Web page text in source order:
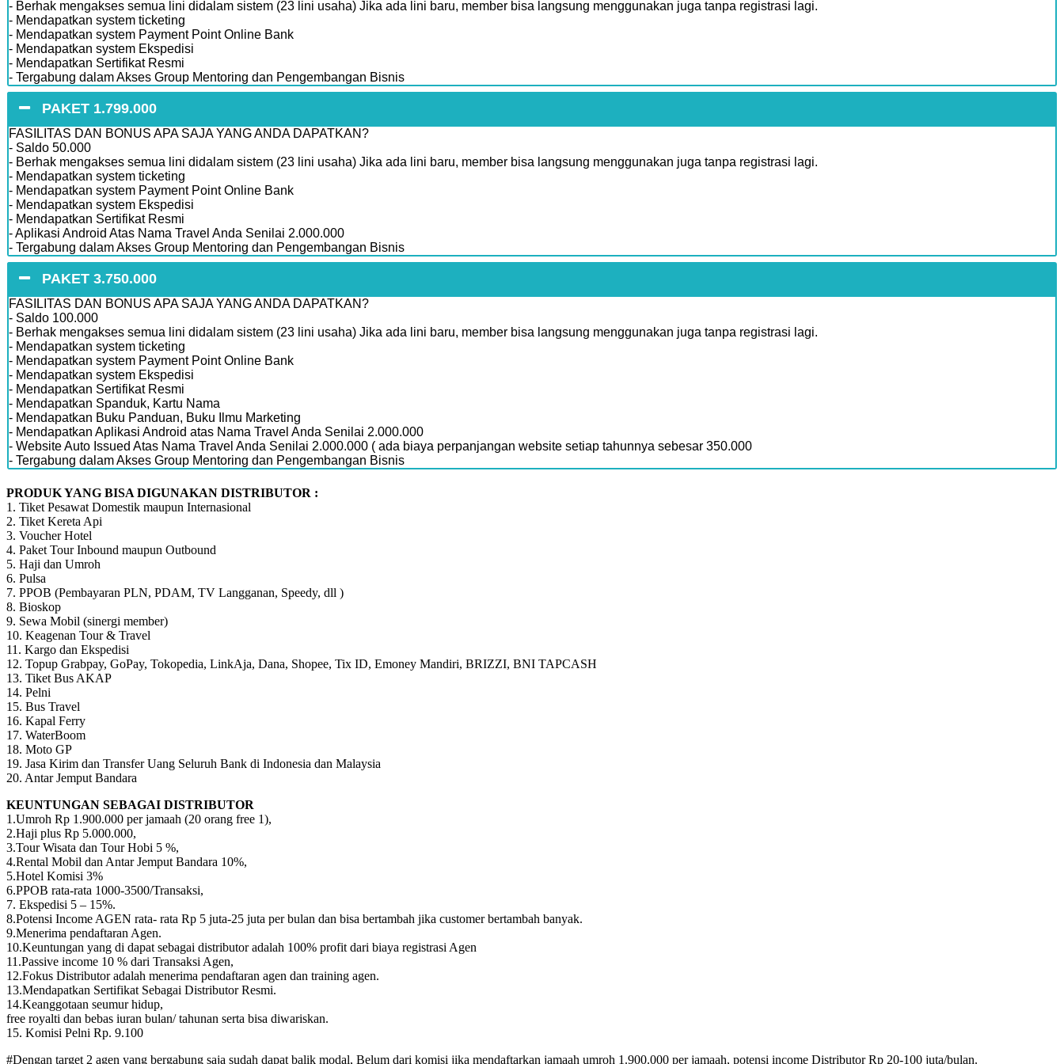
- Berhak mengakses semua lini didalam sistem (23 lini usaha) Jika ada lini baru, member bisa langsung menggunakan juga tanpa registrasi lagi.
- Mendapatkan system ticketing
- Mendapatkan system Payment Point Online Bank
- Mendapatkan system Ekspedisi
- Mendapatkan Sertifikat Resmi
- Tergabung dalam Akses Group Mentoring dan Pengembangan Bisnis
PAKET 1.799.000
FASILITAS DAN BONUS APA SAJA YANG ANDA DAPATKAN?
- Saldo 50.000
- Berhak mengakses semua lini didalam sistem (23 lini usaha) Jika ada lini baru, member bisa langsung menggunakan juga tanpa registrasi lagi.
- Mendapatkan system ticketing
- Mendapatkan system Payment Point Online Bank
- Mendapatkan system Ekspedisi
- Mendapatkan Sertifikat Resmi
- Aplikasi Android Atas Nama Travel Anda Senilai 2.000.000
- Tergabung dalam Akses Group Mentoring dan Pengembangan Bisnis
PAKET 3.750.000
FASILITAS DAN BONUS APA SAJA YANG ANDA DAPATKAN?
- Saldo 100.000
- Berhak mengakses semua lini didalam sistem (23 lini usaha) Jika ada lini baru, member bisa langsung menggunakan juga tanpa registrasi lagi.
- Mendapatkan system ticketing
- Mendapatkan system Payment Point Online Bank
- Mendapatkan system Ekspedisi
- Mendapatkan Sertifikat Resmi
- Mendapatkan Spanduk, Kartu Nama
- Mendapatkan Buku Panduan, Buku Ilmu Marketing
- Mendapatkan Aplikasi Android atas Nama Travel Anda Senilai 2.000.000
- Website Auto Issued Atas Nama Travel Anda Senilai 2.000.000 ( ada biaya perpanjangan website setiap tahunnya sebesar 350.000
- Tergabung dalam Akses Group Mentoring dan Pengembangan Bisnis
PRODUK YANG BISA DIGUNAKAN DISTRIBUTOR :
1. Tiket Pesawat Domestik maupun Internasional
2. Tiket Kereta Api
3. Voucher Hotel
4. Paket Tour Inbound maupun Outbound
5. Haji dan Umroh
6. Pulsa
7. PPOB (Pembayaran PLN, PDAM, TV Langganan, Speedy, dll )
8. Bioskop
9. Sewa Mobil (sinergi member)
10. Keagenan Tour & Travel
11. Kargo dan Ekspedisi
12. Topup Grabpay, GoPay, Tokopedia, LinkAja, Dana, Shopee, Tix ID, Emoney Mandiri, BRIZZI, BNI TAPCASH
13. Tiket Bus AKAP
14. Pelni
15. Bus Travel
16. Kapal Ferry
17. WaterBoom
18. Moto GP
19. Jasa Kirim dan Transfer Uang Seluruh Bank di Indonesia dan Malaysia
20. Antar Jemput Bandara
KEUNTUNGAN SEBAGAI DISTRIBUTOR
1.Umroh Rp 1.900.000 per jamaah (20 orang free 1),
2.Haji plus Rp 5.000.000,
3.Tour Wisata dan Tour Hobi 5 %,
4.Rental Mobil dan Antar Jemput Bandara 10%,
5.Hotel Komisi 3%
6.PPOB rata-rata 1000-3500/Transaksi,
7. Ekspedisi 5 – 15%.
8.Potensi Income AGEN rata- rata Rp 5 juta-25 juta per bulan dan bisa bertambah jika customer bertambah banyak.
9.Menerima pendaftaran Agen.
10.Keuntungan yang di dapat sebagai distributor adalah 100% profit dari biaya registrasi Agen
11.Passive income 10 % dari Transaksi Agen,
12.Fokus Distributor adalah menerima pendaftaran agen dan training agen.
13.Mendapatkan Sertifikat Sebagai Distributor Resmi.
14.Keanggotaan seumur hidup,
free royalti dan bebas iuran bulan/ tahunan serta bisa diwariskan.
15. Komisi Pelni Rp. 9.100
#Dengan target 2 agen yang bergabung saja sudah dapat balik modal, Belum dari komisi jika mendaftarkan jamaah umroh 1.900.000 per jamaah, potensi income Distributor Rp 20-100 juta/bulan.